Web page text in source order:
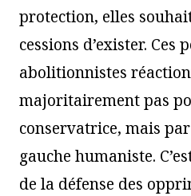
protection, elles
cessions d’exister. Ces
abolitionnistes
majoritairement pas
conservatrice, mais
gauche humaniste.
de la défense des